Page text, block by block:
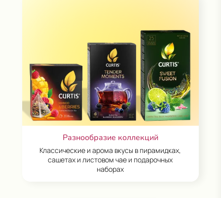
Разнообразие коллекций
Классические и арома вкусы в пирамидках,
сашетах и листовом чае и подарочных
наборах